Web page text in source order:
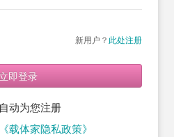
新用户？ 此处注册
即登录
动为您注册
《载体家隐私政策》